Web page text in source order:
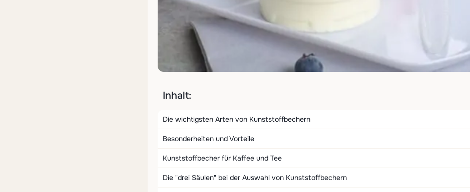
Inhalt:
Die wichtigsten Arten von Kunststoffbechern
Besonderheiten und Vorteile
Kunststoffbecher für Kaffee und Tee
Die "drei Säulen" bei der Auswahl von Kunststoffbechern